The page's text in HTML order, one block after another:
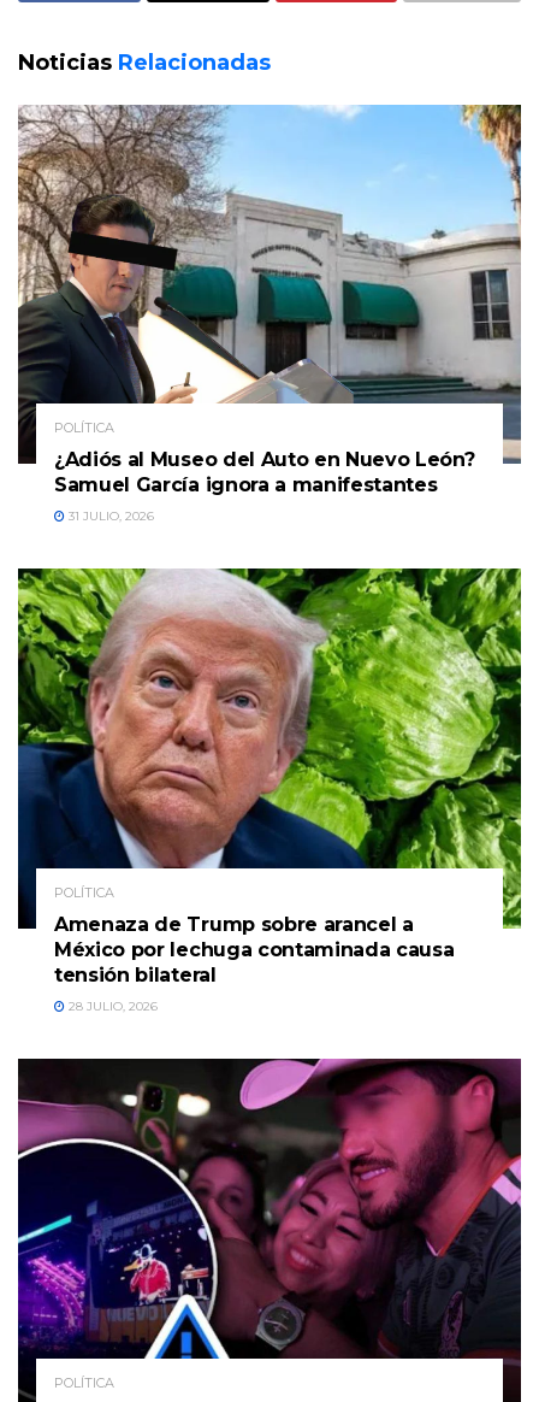
Noticias Relacionadas
POLÍTICA
¿Adiós al Museo del Auto en Nuevo León?
Samuel García ignora a manifestantes
31 JULIO, 2026
POLÍTICA
Amenaza de Trump sobre arancel a
México por lechuga contaminada causa
tensión bilateral
28 JULIO, 2026
POLÍTICA